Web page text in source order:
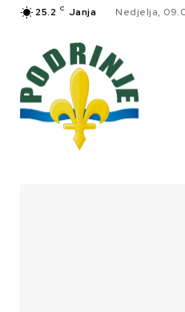
25.2 C Janja Nedjelja,